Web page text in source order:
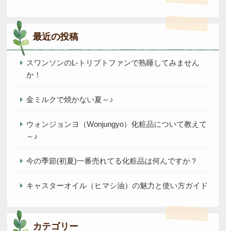
最近の投稿
スワンソンのL-トリプトファンで熟睡してみません
か！
金ミルクで焼かない夏～♪
ウォンジョンヨ（Wonjungyo）化粧品について教えて
～♪
今の季節(初夏)一番売れてる化粧品は何んですか？
キャスターオイル（ヒマシ油）の魅力と使い方ガイド
カテゴリー